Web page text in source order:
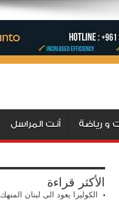
و رياضة أنت المراسل
الأكثر قراءة
الكوليرا يعود الى لبنان المنهك